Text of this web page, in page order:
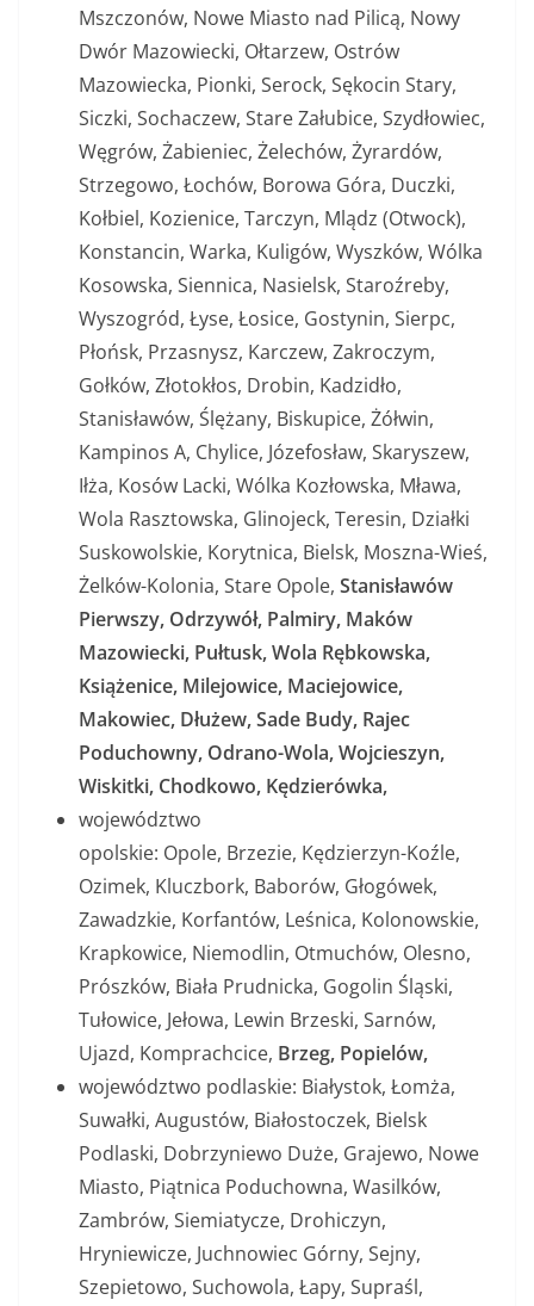
Mszczonów, Nowe Miasto nad Pilicą, Nowy
Dwór Mazowiecki, Ołtarzew, Ostrów
Mazowiecka, Pionki, Serock, Sękocin Stary,
Siczki, Sochaczew, Stare Załubice, Szydłowiec,
Węgrów, Żabieniec, Żelechów, Żyrardów,
Strzegowo, Łochów, Borowa Góra, Duczki,
Kołbiel, Kozienice, Tarczyn, Mlądz (Otwock),
Konstancin, Warka, Kuligów, Wyszków, Wólka
Kosowska, Siennica, Nasielsk, Staroźreby,
Wyszogród, Łyse, Łosice, Gostynin, Sierpc,
Płońsk, Przasnysz, Karczew, Zakroczym,
Gołków, Złotokłos, Drobin, Kadzidło,
Stanisławów, Ślężany, Biskupice, Żółwin,
Kampinos A, Chylice, Józefosław, Skaryszew,
Iłża, Kosów Lacki, Wólka Kozłowska, Mława,
Wola Rasztowska, Glinojeck, Teresin, Działki
Suskowolskie, Korytnica, Bielsk, Moszna-Wieś,
Żelków-Kolonia, Stare Opole, Stanisławów
Pierwszy, Odrzywół, Palmiry, Maków
Mazowiecki, Pułtusk, Wola Rębkowska,
Książenice, Milejowice, Maciejowice,
Makowiec, Dłużew, Sade Budy, Rajec
Poduchowny, Odrano-Wola, Wojcieszyn,
Wiskitki, Chodkowo, Kędzierówka,
województwo
opolskie: Opole, Brzezie, Kędzierzyn-Koźle,
Ozimek, Kluczbork, Baborów, Głogówek,
Zawadzkie, Korfantów, Leśnica, Kolonowskie,
Krapkowice, Niemodlin, Otmuchów, Olesno,
Prószków, Biała Prudnicka, Gogolin Śląski,
Tułowice, Jełowa, Lewin Brzeski, Sarnów,
Ujazd, Komprachcice, Brzeg, Popielów,
województwo podlaskie: Białystok, Łomża,
Suwałki, Augustów, Białostoczek, Bielsk
Podlaski, Dobrzyniewo Duże, Grajewo, Nowe
Miasto, Piątnica Poduchowna, Wasilków,
Zambrów, Siemiatycze, Drohiczyn,
Hryniewicze, Juchnowiec Górny, Sejny,
Szepietowo, Suchowola, Łapy, Supraśl,